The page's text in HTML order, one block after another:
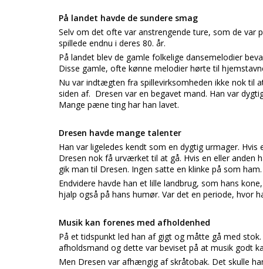
På landet havde de sundere smag
Selv om det ofte var anstrengende ture, som de
spillede endnu i deres 80. år.
På landet blev de gamle folkelige dansemelodier
Disse gamle, ofte kønne melodier hørte til
Nu var indtægten fra spillevirksomheden ikke nok til
siden af. Dresen var en begavet mand. Han var
Mange pæne ting har han lavet.
Dresen havde mange talenter
Han var ligeledes kendt som en dygtig urmager.
Dresen nok få urværket til at gå. Hvis en eller
gik man til Dresen. Ingen satte en klinke på som ham.
Endvidere havde han et lille landbrug, som hans
hjalp også på hans humør. Var det en periode, hvor
Musik kan forenes med afholdenhed
På et tidspunkt led han af gigt og måtte gå med
afholdsmand og dette var beviset på at musik godt
Men Dresen var afhængig af skråtobak. Det skulle